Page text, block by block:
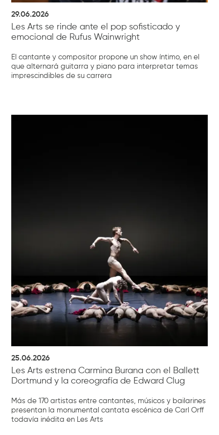
29.06.2026
Les Arts se rinde ante el pop sofisticado y
emocional de Rufus Wainwright
El cantante y compositor propone un show íntimo, en el
que alternará guitarra y piano para interpretar temas
imprescindibles de su carrera
25.06.2026
Les Arts estrena Carmina Burana con el Ballett
Dortmund y la coreografía de Edward Clug
Más de 170 artistas entre cantantes, músicos y bailarines
presentan la monumental cantata escénica de Carl Orff
todavía inédita en Les Arts